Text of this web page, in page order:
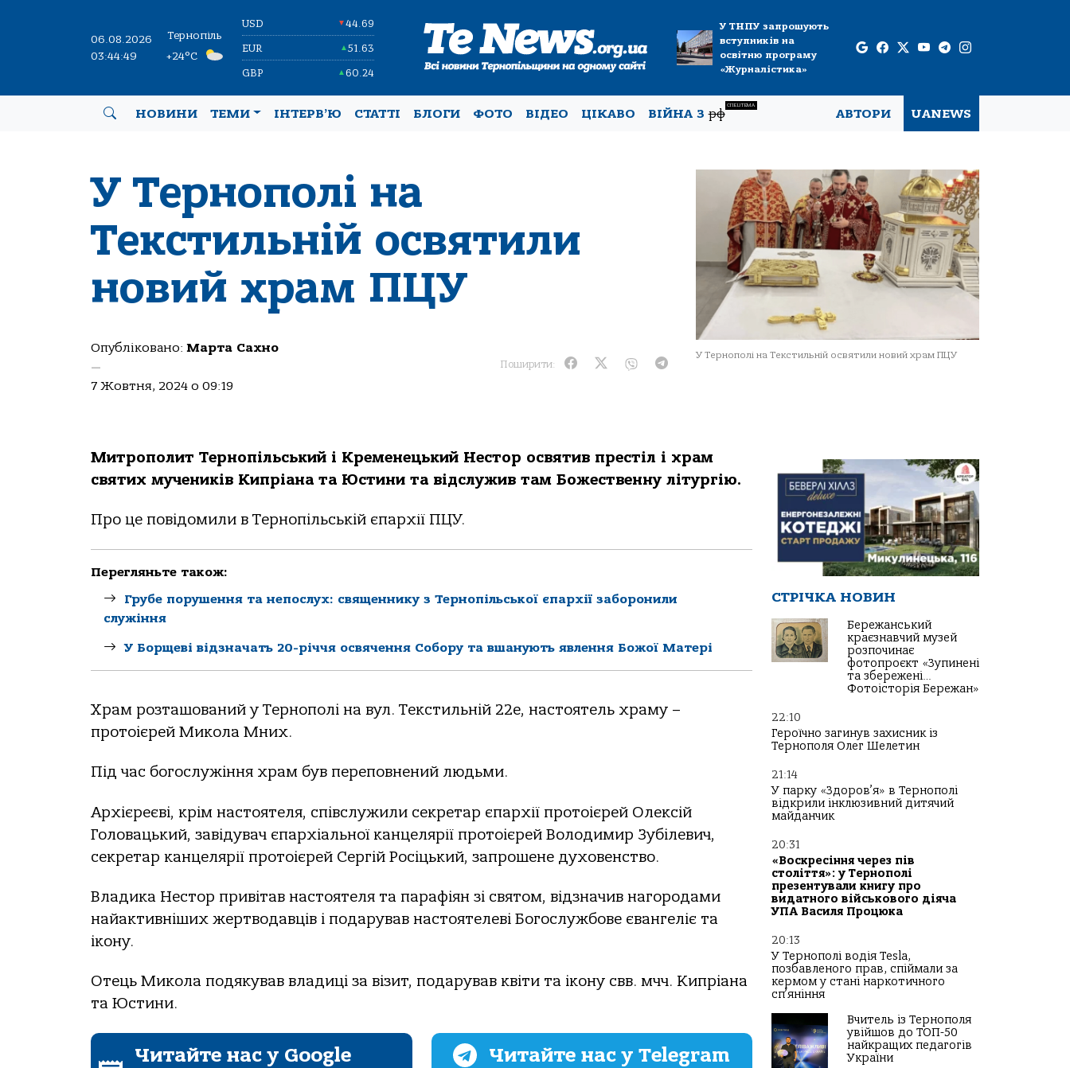
06.08.2026
03:44:50
Тернопіль
+24°C
USD ▼44.69
EUR ▲51.63
GBP ▲60.24
У ТНПУ запрошують
вступників на
освітню програму
«Журналістика»
НОВИНИ ТЕМИ ІНТЕРВ’Ю СТАТТІ БЛОГИ ФОТО ВІДЕО ЦІКАВО ВІЙНА Зрф
СПЕЦТЕМА
АВТОРИ UANEWS
У Тернополі на
Текстильній освятили
новий храм ПЦУ
Опубліковано: Марта Сахно
—
7 Жовтня, 2024 о 09:19
Поширити:
У Тернополі на Текстильній освятили новий храм ПЦУ
Митрополит Тернопільський і Кременецький Нестор освятив престіл і храм
святих мучеників Кипріана та Юстини та відслужив там Божественну літургію.
Про це повідомили в Тернопільській єпархії ПЦУ.
Перегляньте також:
Грубе порушення та непослух: священнику з Тернопільської єпархії заборонили
служіння
У Борщеві відзначать 20-річчя освячення Собору та вшанують явлення Божої Матері
Храм розташований у Тернополі на вул. Текстильній 22е, настоятель храму –
протоієрей Микола Мних.
Під час богослужіння храм був переповнений людьми.
Архієреєві, крім настоятеля, співслужили секретар єпархії протоієрей Олексій
Головацький, завідувач єпархіальної канцелярії протоієрей Володимир Зубілевич,
секретар канцелярії протоієрей Сергій Росіцький, запрошене духовенство.
Владика Нестор привітав настоятеля та парафіян зі святом, відзначив нагородами
найактивніших жертводавців і подарував настоятелеві Богослужбове євангеліє та
ікону.
Отець Микола подякував владиці за візит, подарував квіти та ікону свв. мчч. Кипріана
та Юстини.
Читайте нас у Google
Читайте нас у Telegram
СТРІЧКА НОВИН
Бережанський
краєзнавчий музей
розпочинає
фотопроєкт «Зупинені
та збережені…
Фотоісторія Бережан»
22:10
Героїчно загинув захисник із
Тернополя Олег Шелетин
21:14
У парку «Здоров’я» в Тернополі
відкрили інклюзивний дитячий
майданчик
20:31
«Воскресіння через пів
століття»: у Тернополі
презентували книгу про
видатного військового діяча
УПА Василя Процюка
20:13
У Тернополі водія Tesla,
позбавленого прав, спіймали за
кермом у стані наркотичного
сп’яніння
Вчитель із Тернополя
увійшов до ТОП-50
найкращих педагогів
України